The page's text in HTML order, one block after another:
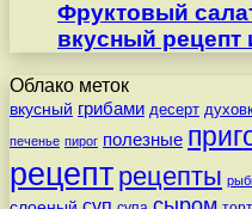
Фруктовый
вкусный рецепт
Облако меток
вкусный грибами десерт
печенье пирог полезные
рецепт рецепты